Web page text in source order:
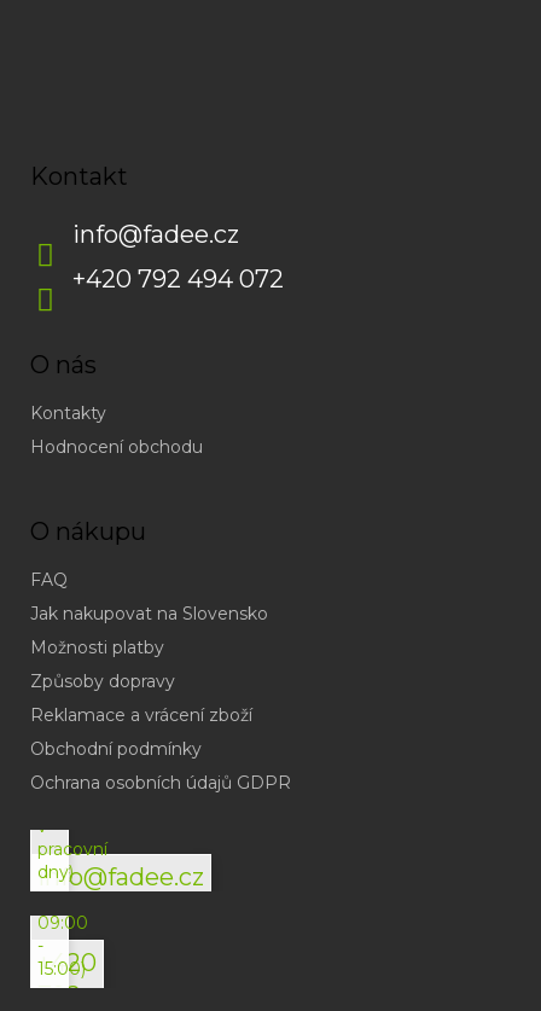
Kontakt
info@fadee.cz
+420 792 494 072
O nás
Kontakty
Hodnocení obchodu
O nákupu
FAQ
Jak nakupovat na Slovensko
Možnosti platby
Způsoby dopravy
Reklamace a vrácení zboží
Obchodní podmínky
Ochrana osobních údajů GDPR
info@fadee.cz
(odpověď
do
v
pracovní
dny)
+420
792
(Po-
09:00
-
15:00)